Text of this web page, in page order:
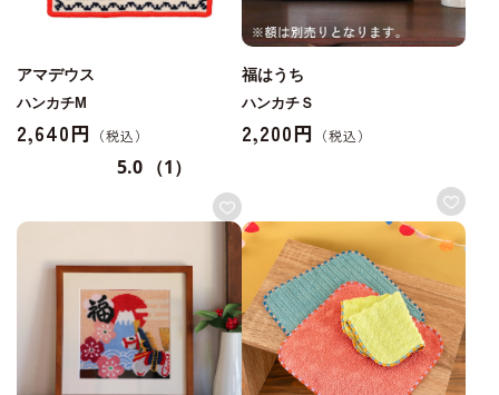
アマデウス
ハンカチM
2,640円
5.0 （1）
福はうち
ハンカチＳ
2,200円